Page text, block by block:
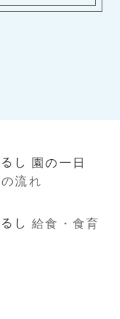
園の一日
流れ
給食・食育